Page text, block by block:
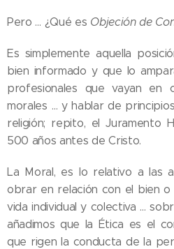
Pero … ¿Qué es Objeción de
Es simplemente aquella
bien informado y que lo
profesionales que vayan en
morales … y hablar de
religión; repito, el Juramento
500 años antes de Cristo.
La Moral, es lo relativo a las
obrar en relación con el bien
vida individual y colectiva …
añadimos que la Ética es el
que rigen la conducta de la